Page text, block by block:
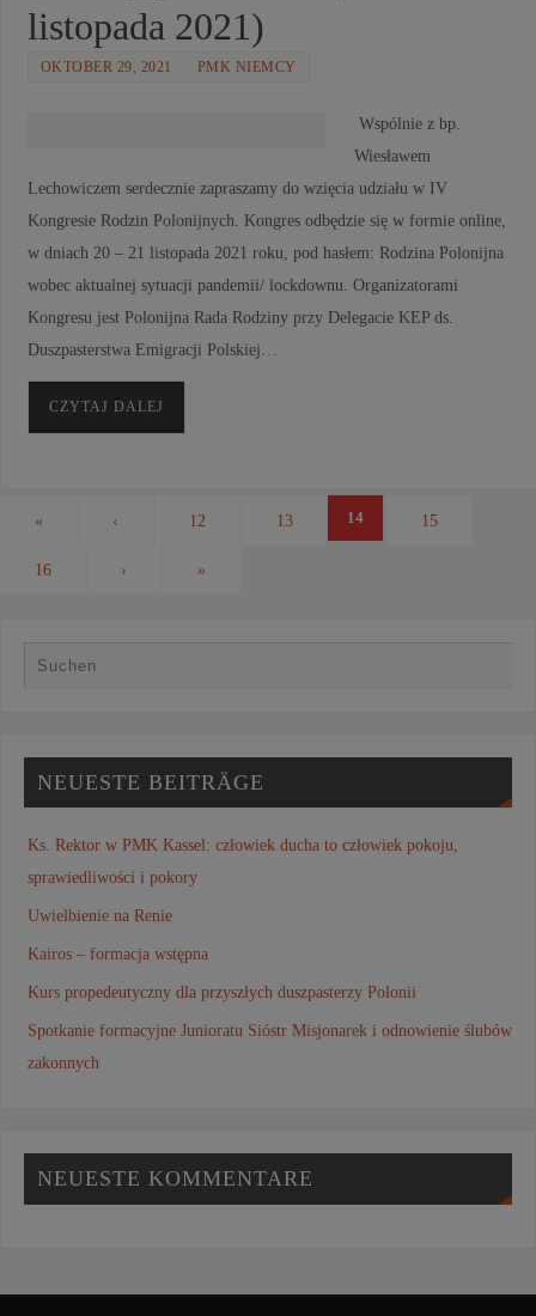
listopada 2021)
OKTOBER 29, 2021 PMK NIEMCY
Wspólnie z bp.
Wiesławem
Lechowiczem serdecznie zapraszamy do wzięcia udziału w IV
Kongresie Rodzin Polonijnych. Kongres odbędzie się w formie online,
w dniach 20 – 21 listopada 2021 roku, pod hasłem: Rodzina Polonijna
wobec aktualnej sytuacji pandemii/ lockdownu. Organizatorami
Kongresu jest Polonijna Rada Rodziny przy Delegacie KEP ds.
Duszpasterstwa Emigracji Polskiej…
CZYTAJ DALEJ
« ‹ 12 13 14 15
16 › »
NEUESTE BEITRÄGE
Ks. Rektor w PMK Kassel: człowiek ducha to człowiek pokoju,
sprawiedliwości i pokory
Uwielbienie na Renie
Kairos – formacja wstępna
Kurs propedeutyczny dla przyszłych duszpasterzy Polonii
Spotkanie formacyjne Junioratu Sióstr Misjonarek i odnowienie ślubów
zakonnych
NEUESTE KOMMENTARE